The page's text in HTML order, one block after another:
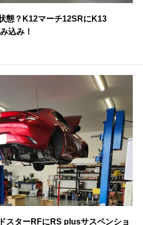
態？K12マーチ12SRにK13
込み！
スターRFにRS plusサスペンショ